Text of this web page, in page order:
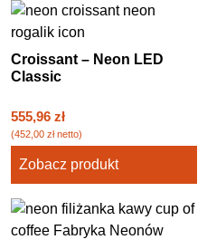
Croissant – Neon LED
Classic
555,96 zł
(452,00 złnetto)
Zobacz produkt